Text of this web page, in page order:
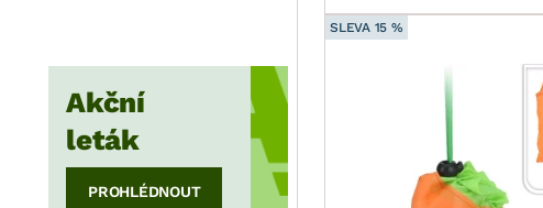
min. cm
Akční
leták
PROHLÉDNOUT
SLEVA 15 %